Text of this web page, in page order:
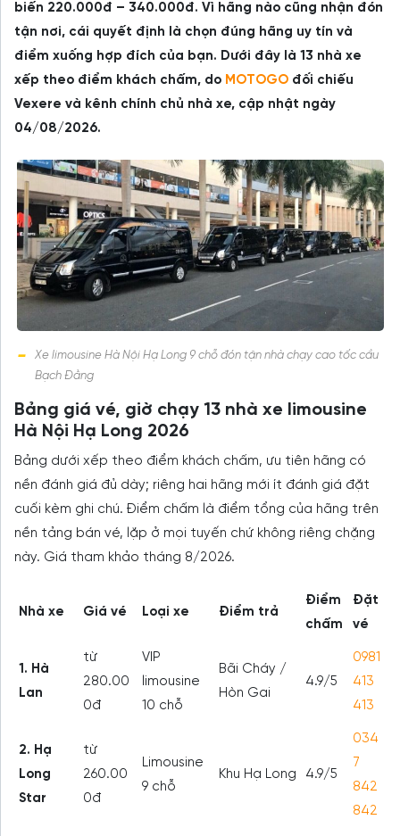
biến 220.000đ – 340.000đ. Vì hãng nào cũng nhận đón
tận nơi, cái quyết định là chọn đúng hãng uy tín và
điểm xuống hợp đích của bạn. Dưới đây là 13 nhà xe
xếp theo điểm khách chấm, do MOTOGO đối chiếu
Vexere và kênh chính chủ nhà xe, cập nhật ngày
04/08/2026.
Xe limousine Hà Nội Hạ Long 9 chỗ đón tận nhà chạy cao tốc cầu
Bạch Đằng
Bảng giá vé, giờ chạy 13 nhà xe limousine
Hà Nội Hạ Long 2026
Bảng dưới xếp theo điểm khách chấm, ưu tiên hãng có
nền đánh giá đủ dày; riêng hai hãng mới ít đánh giá đặt
cuối kèm ghi chú. Điểm chấm là điểm tổng của hãng trên
nền tảng bán vé, lặp ở mọi tuyến chứ không riêng chặng
này. Giá tham khảo tháng 8/2026.
Nhà xe Giá vé Loại xe Điểm trả
Điểm
chấm
Đặt
vé
1. Hà
Lan
từ
280.00
0đ
VIP
limousine
10 chỗ
Bãi Cháy /
Hòn Gai
4.9/5
0981
413
413
2. Hạ
Long
Star
từ
260.00
0đ
Limousine
9 chỗ
Khu Hạ Long 4.9/5
034
7
842
842